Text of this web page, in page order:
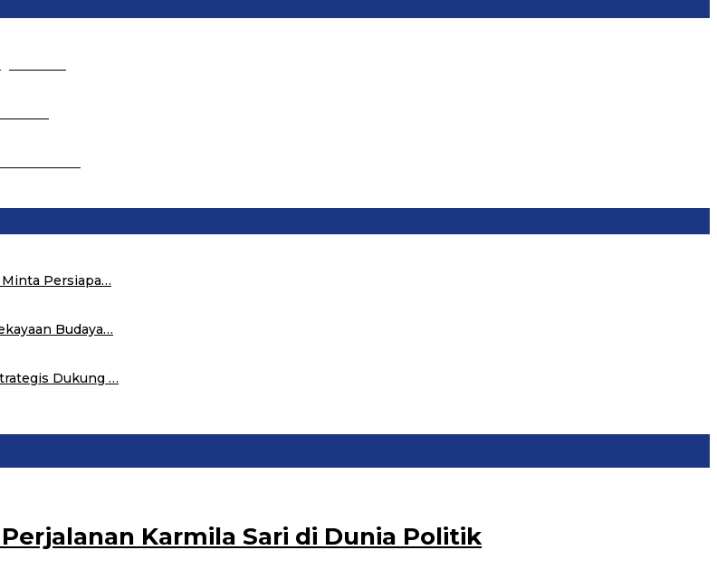
Persiapa…
Budaya…
Dukung …
Karmila Sari di Dunia Politik